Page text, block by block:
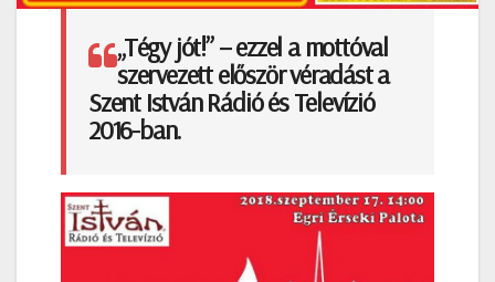
„Tégy jót!” – ezzel a mottóval
szervezett először véradást a
Szent István Rádió és Televízió
2016-ban.